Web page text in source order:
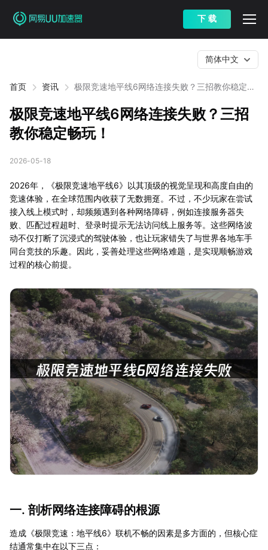
下 载
首页 资讯
极限竞速地平线6网络连接失败？三招教你稳定畅
简体中文
极限竞速地平线6网络连接失败？三招
教你稳定畅玩！
2026-05-18
2026年，《极限竞速地平线6》以其顶级的视觉呈现和高度自由的
竞速体验，在全球范围内收获了无数拥趸。不过，不少玩家在尝试
接入线上模式时，却频频遇到各种网络障碍，例如连接服务器失
败、匹配过程超时、登录时提示无法访问线上服务等。这些网络波
动不仅打断了沉浸式的驾驶体验，也让玩家错失了与世界各地车手
同台竞技的乐趣。因此，妥善处理这些网络难题，是实现顺畅游戏
过程的核心前提。
一. 剖析网络连接障碍的根源
造成《极限竞速：地平线6》联机不畅的因素是多方面的，但核心症
结通常集中在以下三点：